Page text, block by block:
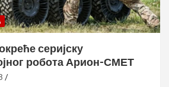
серијску
робота Арион-СМЕТ